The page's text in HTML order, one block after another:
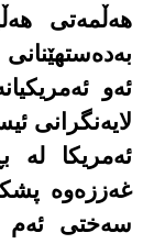
هەڵمەتی
ئەو
لایەنگرانی
ئەمریکا لە
غەززەوە
سەختی ئەم